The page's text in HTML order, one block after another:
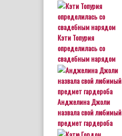
Кэти Топурия
определилась со
свадебным нарядом
Анджелина Джоли
назвала свой любимый
предмет гардероба